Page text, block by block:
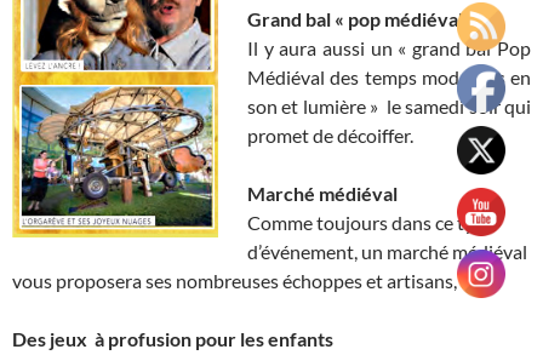
Grand bal « pop médiéval »
Il y aura aussi un « grand bal Pop
Médiéval des temps modernes en
son et lumière » le samedi soir qui
promet de décoiffer.
Marché médiéval
Comme toujours dans ce type
d’événement, un marché médiéval
vous proposera ses nombreuses échoppes et artisans,
Des jeux à profusion pour les enfants